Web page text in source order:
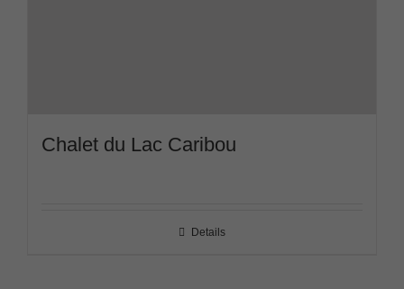
Chalet du Lac Caribou
Details